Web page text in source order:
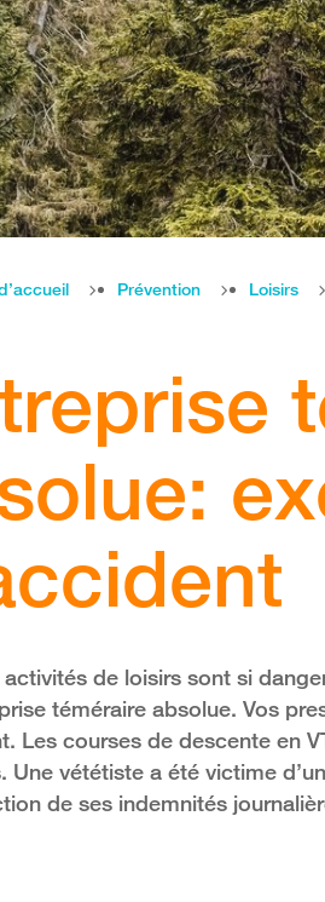
Prévention Loisirs
de loisirs sont si
téméraire absolue. Vos
Les courses de descente en
Une vététiste a été victime
de ses indemnités